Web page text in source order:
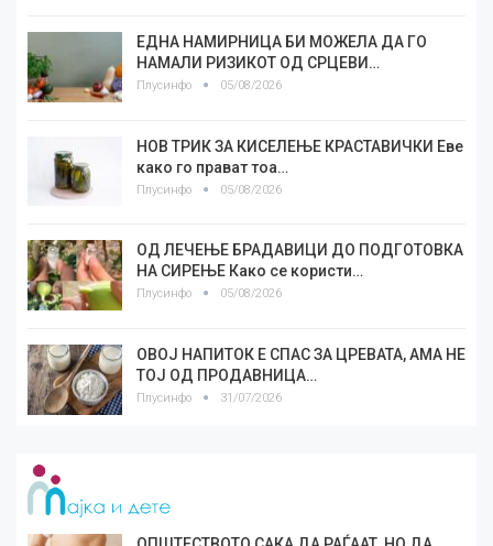
ЕДНА НАМИРНИЦА БИ МОЖЕЛА ДА ГО
НАМАЛИ РИЗИКОТ ОД СРЦЕВИ…
Плусинфо 05/08/2026
НОВ ТРИК ЗА КИСЕЛЕЊЕ КРАСТАВИЧКИ Еве
како го прават тоа…
Плусинфо 05/08/2026
ОД ЛЕЧЕЊЕ БРАДАВИЦИ ДО ПОДГОТОВКА
НА СИРЕЊЕ Како се користи…
Плусинфо 05/08/2026
ОВОЈ НАПИТОК Е СПАС ЗА ЦРЕВАТА, АМА НЕ
ТОЈ ОД ПРОДАВНИЦА…
Плусинфо 31/07/2026